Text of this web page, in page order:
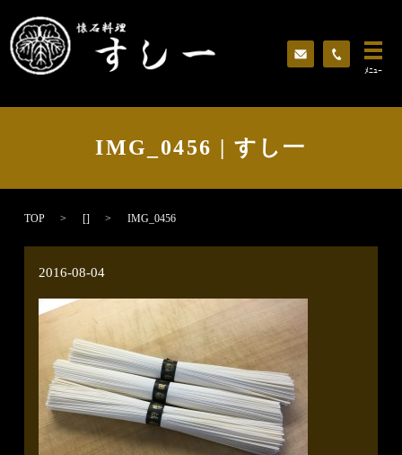
ﾒﾆｭｰ
IMG_0456 | すし一
TOP [] IMG_0456
2016-08-04